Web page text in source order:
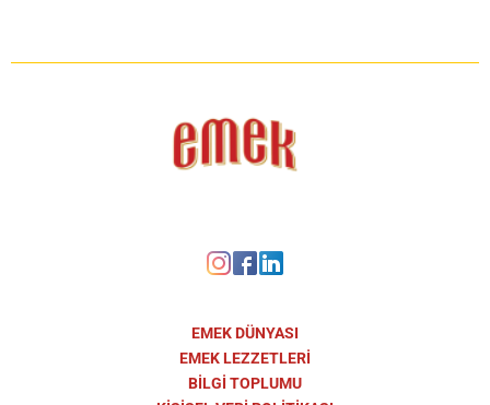
EMEK DÜNYASI
EMEK LEZZETLERİ
BİLGİ TOPLUMU